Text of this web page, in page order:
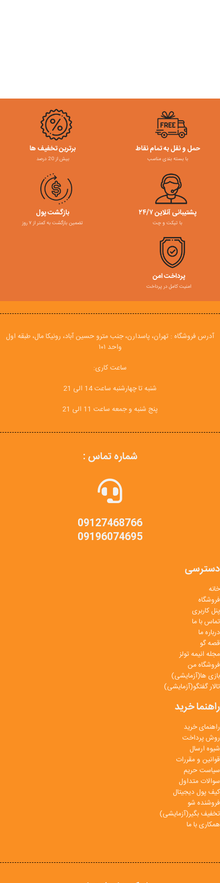
حمل و نقل به تمام نقاط
با بسته بندی مناسب
برترین تخفیف ها
بیش از 20 درصد
پشتیبانی آنلاین ۲۴/۷
با تیکت و چت
بازگشت پول
تضمین بازگشت به کمتر از ۷ روز
پرداخت امن
امنیت کامل در پرداخت
آدرس فروشگاه : تهران، پاسدارن، جنب مترو حسین آباد، رونیکا مال، طبقه اول
واحد ۱۰۱
ساعت کاری:
شنبه تا چهارشنبه ساعت 14 الی 21
پنج شنبه و جمعه ساعت 11 الی 21
شماره تماس :
09127468766
09196074695
دسترسی
خانه
فروشگاه
پنل کاربری
تماس با ما
درباره ما
قصه گو
مجله انیمه تولز
فروشگاه من
بازی ها(آزمایشی)
تالار گفتگو(آزمایشی)
راهنما خرید
راهنمای خرید
روش پرداخت
شیوه ارسال
قوانین و مقررات
سیاست حریم
سوالات متداول
کیف پول دیجیتال
فروشنده شو
تخفیف بگیر(آزمایشی)
همکاری با ما